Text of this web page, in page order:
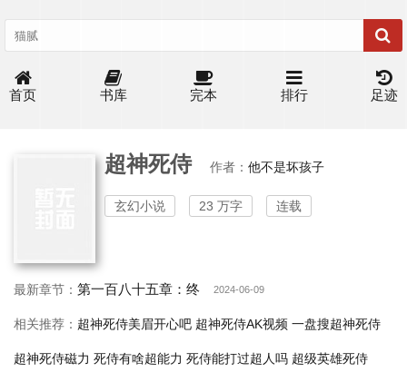
首页 书库 完本 排行 足迹
超神死侍 作者： 他不是坏孩子
玄幻小说 23 万字 连载
最新章节： 第一百八十五章：终 2024-06-09
相关推荐： 超神死侍美眉开心吧 超神死侍AK视频 一盘搜超神死侍
超神死侍磁力 死侍有啥超能力 死侍能打过超人吗 超级英雄死侍